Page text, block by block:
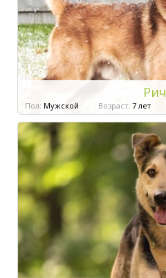
Рич
Пол: Мужской Возраст: 7 лет